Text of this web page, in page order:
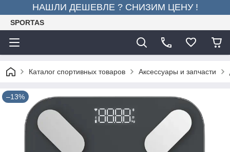
НАШЛИ ДЕШЕВЛЕ ? СНИЗИМ ЦЕНУ !
SPORTAS
Каталог спортивных товаров Аксессуары и запчасти
–13%